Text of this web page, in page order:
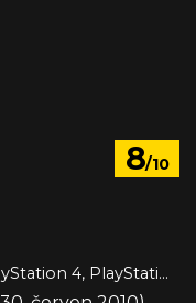
8/10
3DS, Android, PC, PlayStation 3, PlayStation 4, PlayStation 5, Switch, Switch 2, VITA, Wii U, Xbox 360, Xbox One, Xbox Series, iOS